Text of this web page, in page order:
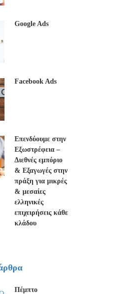
Google Ads
Facebook Ads
Επενδύουμε στην
Εξωστρέφεια –
Διεθνές εμπόριο
& Εξαγωγές στην
πράξη για μικρές
& μεσαίες
ελληνικές
επιχειρήσεις κάθε
κλάδου
Πέμπτο